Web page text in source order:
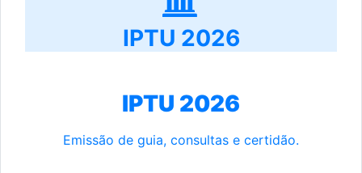
IPTU 2026
IPTU 2026
Emissão de guia, consultas e certidão.